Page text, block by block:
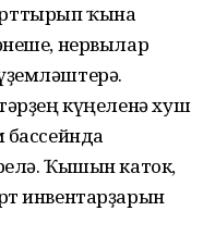
ҡына
нервылар
күңеленә хуш
Ҡышын каток,
инвентарҙарын